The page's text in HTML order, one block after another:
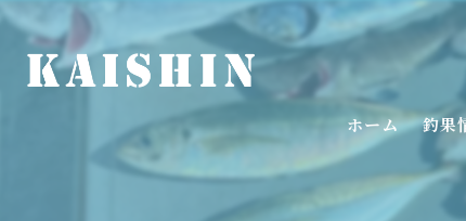
ホーム 釣果